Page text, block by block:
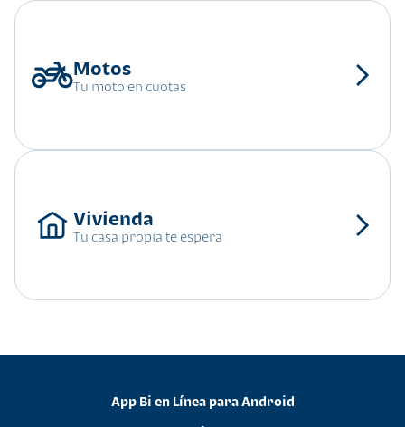
Tu moto en cuotas
Tu casa propia te espera
App Bi en Línea para Android